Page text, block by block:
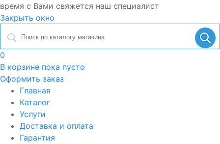
время с Вами свяжется наш специалист
Закрыть окно
0
В корзине пока пусто
Оформить заказ
Главная
Каталог
Услуги
Доставка и оплата
Гарантия